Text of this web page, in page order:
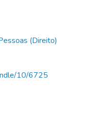
(Direito)
10/6725